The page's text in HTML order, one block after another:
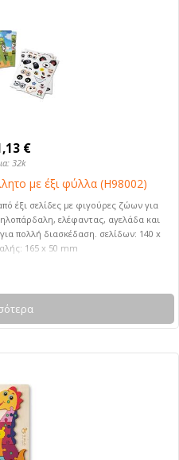
€
32k
με έξι φύλλα (H98002)
έξι σελίδες με φιγούρες ζώων για
ελέφαντας, αγελάδα και
πολλή διασκέδαση. σελίδων: 140 x
165 x 50 mm